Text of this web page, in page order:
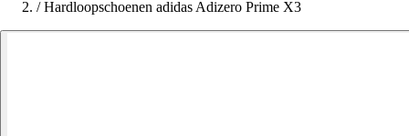
/ Hardloopschoenen adidas Adizero Prime X3